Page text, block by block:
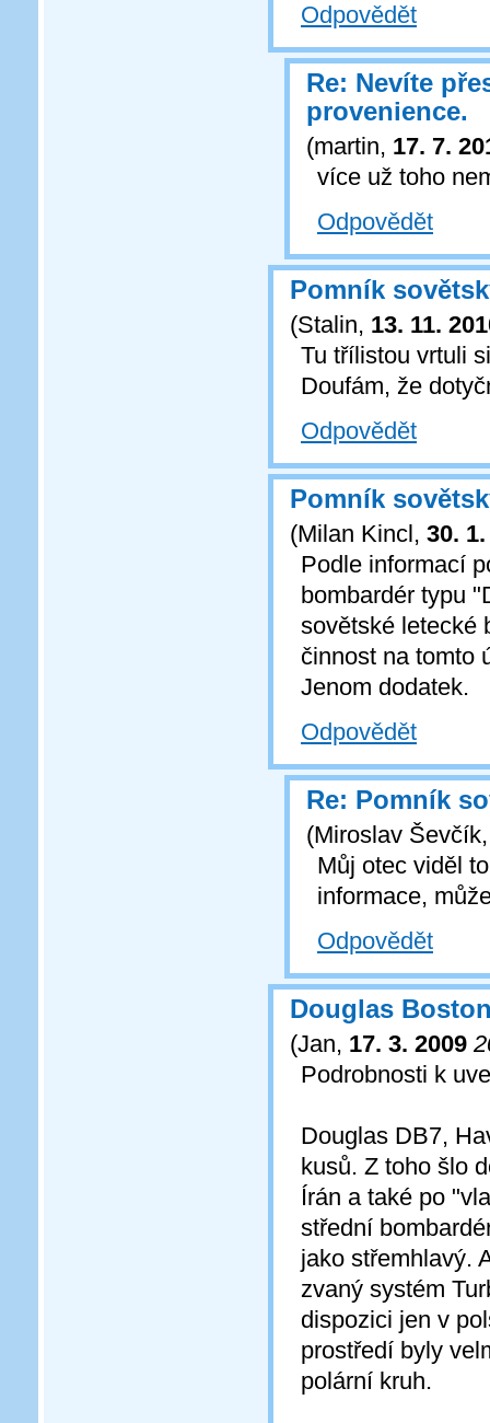
Odpovědět
Re: Nevíte
provenience.
(martin, 17. 7.
více už toho
Odpovědět
Pomník
(Stalin, 13. 11.
Tu třílistou vrtuli
Doufám, že
Odpovědět
Pomník
(Milan Kincl, 30.
Podle informací
bombardér typu
sovětské letecké
činnost na tomto
Jenom dodatek.
Odpovědět
Re: Pomník
(Miroslav Ševčík
Můj otec viděl
informace,
Odpovědět
Douglas
(Jan, 17. 3. 2009
Podrobnosti k
Douglas DB7,
kusů. Z toho šlo
Írán a také po
střední
jako střemhlavý.
zvaný systém
dispozici jen v
prostředí byly
polární kruh.